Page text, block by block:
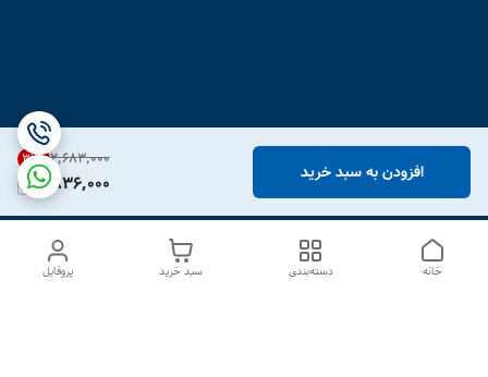
۲٬۶۸۳٬۰۰۰ 31%
1,836,000 افزودن به سبد خرید
پروفایل سبد خرید دسته‌بندی خانه